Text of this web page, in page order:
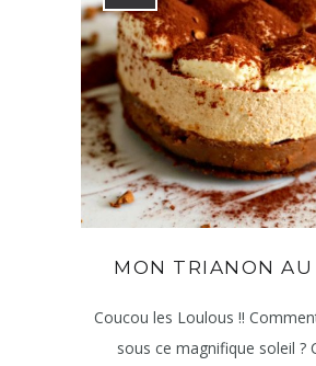
MON TRIANON AU
Coucou les Loulous !!
sous ce magnifique soleil ?